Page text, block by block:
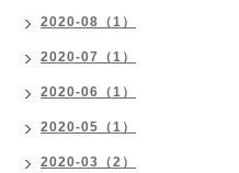
2020-08（1）
2020-07（1）
2020-06（1）
2020-05（1）
2020-03（2）